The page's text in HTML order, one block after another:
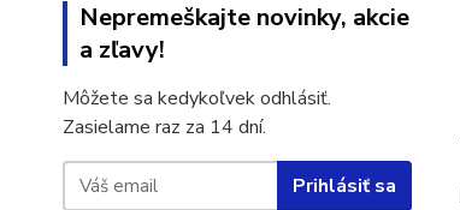
Nepremeškajte novinky, akcie
a zľavy!
Môžete sa kedykoľvek odhlásiť.
Zasielame raz za 14 dní.
Prihlásiť sa